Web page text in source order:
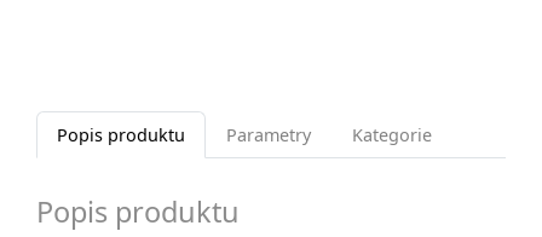
Popis produktu Parametry Kategorie
Popis produktu